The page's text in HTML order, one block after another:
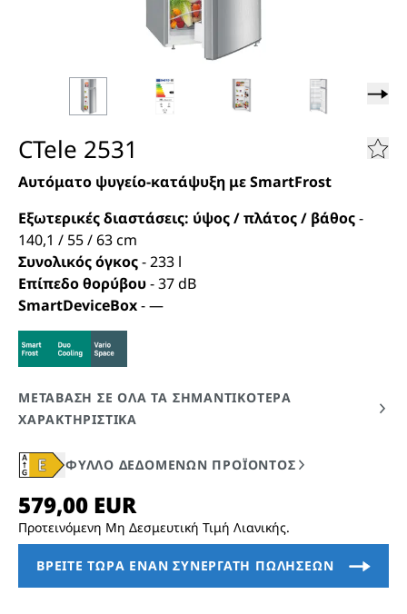
CTele 2531
Αυτόματο ψυγείο-κατάψυξη με SmartFrost
Εξωτερικές διαστάσεις: ύψος / πλάτος / βάθος-
140,1 / 55 / 63cm
Συνολικός όγκος-233 l
Επίπεδο θορύβου-37dB
SmartDeviceBox-—
Προτεινόμενη Μη Δεσμευτική Τιμή Λιανικής.